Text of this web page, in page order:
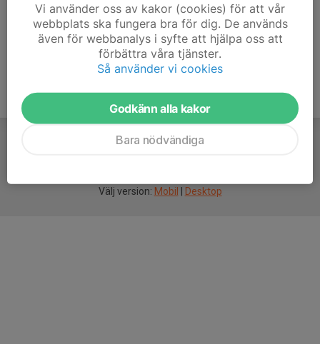
Välj version: Mobil Desktop
Vi använder oss av kakor (cookies) för att vår
webbplats ska fungera bra för dig. De används
även för webbanalys i syfte att hjälpa oss att
förbättra våra tjänster.
Så använder vi cookies
Godkänn alla kakor
Bara nödvändiga